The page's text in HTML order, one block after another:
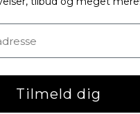
Tilmeld dig